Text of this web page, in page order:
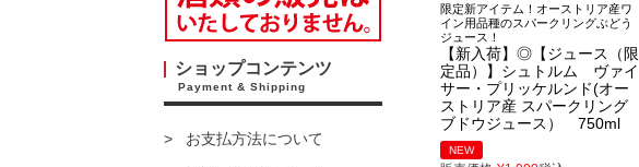
ショップコンテンツ
Payment & Shipping
お支払方法について
限定新アイテム！オーストリア産ワ
イン用品種のスパークリングぶどう
ジュース！
【新入荷】◎【ジュース（限
定品）】シュトルム ヴァイ
サー・プリッケルンド(オー
ストリア産 スパークリング
ブドウジュース） 750ml
NEW